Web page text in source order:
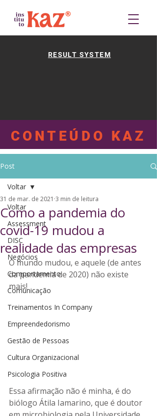
RESULT SYSTEM
CONTEÚDO KAZ
Post
Voltar
Assessment
DISC
Negócios
Comportamento
Comunicação
Treinamentos In Company
Empreendedorismo
Gestão de Pessoas
Cultura Organizacional
Psicologia Positiva
Voltar
Como a pandemia do
covid-19 mudou a
realidade das empresas
31 de mar. de 2021 3 min de leitura
O mundo mudou, e aquele (de antes
da pandemia de 2020) não existe
mais!
Essa afirmação não é minha, é do
biólogo Átila Iamarino, que é doutor